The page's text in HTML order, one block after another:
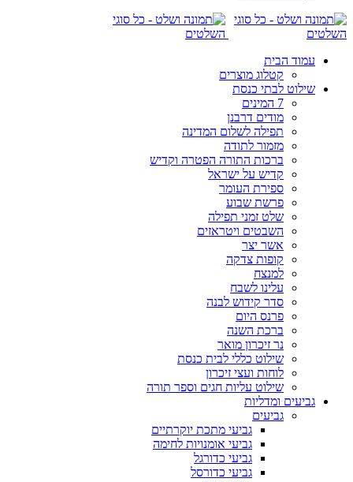
עמוד הבית
קטלוג מוצרים
שילוט לבתי כנסת
7 המינים
מודים דרבנן
תפילה לשלום המדינה
מזמור לתודה
ברכות התורה הפטרה וקדיש
קדיש על ישראל
ספירת העומר
פרשת שבוע
שלט זמני תפילה
השבטים ויטראזים
אשר יצר
קופות צדקה
למנצח
עלינו לשבח
סדר קידוש לבנה
פרנס היום
ברכת השנה
נר זיכרון מואר
שילוט כללי לבית כנסת
לוחות ועצי זיכרון
שילוט עליות חגים וספר תורה
גביעים ומדליות
גביעים
גביעי מתכת יוקרתיים
גביעי אומנויות לחימה
גביעי כדורגל
גביעי כדורסל